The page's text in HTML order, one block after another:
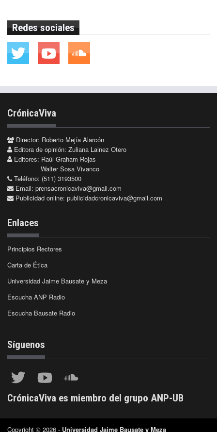
Redes sociales
CrónicaViva
Director: Roberto Mejía Alarcón
Editora de opinión: Zuliana Lainez Otero
Editores: Raúl Graham Rojas
Walter Sosa Vivanco
Teléfono: (511) 3193500
Email: prensacronicaviva@gmail.com
Publicidad online: publicidadcronicaviva@gmail.com
Enlaces
Principios Rectores
Carta de Ética
Universidad Jaime Bausate y Meza
Escucha ANP Radio
Escucha Bausate Radio
Síguenos
CrónicaViva es miembro del grupo ANP-UB
Copyright © 2026 - Universidad Jaime Bausate y Meza